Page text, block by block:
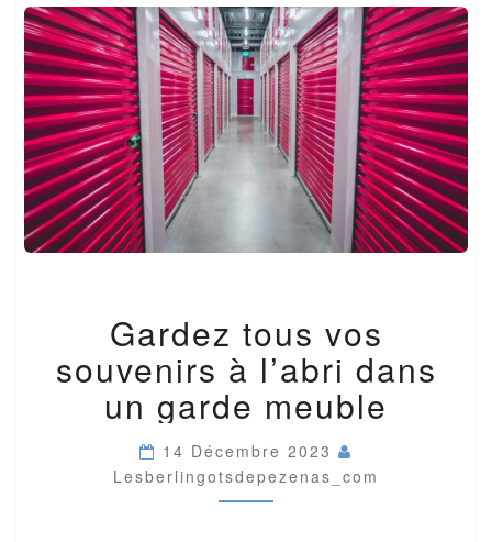
TOUS
VOS
SOUVENIRS
L’ABRI
UN
GARDE
MEUBLE
Gardez tous vos
souvenirs à l’abri dans
un garde meuble
14 Décembre 2023
Lesberlingotsdepezenas_com